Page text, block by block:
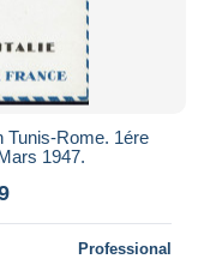
Tunis-Rome. 1ére
1947.
Professional